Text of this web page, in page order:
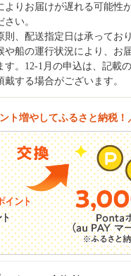
よりお届けが遅れる可能性
い。
、配送指定日は承っており
船の運行状況により、お
す。12-1月の申込は、記載
する場合がございます。
ト増やしてふるさと納税！